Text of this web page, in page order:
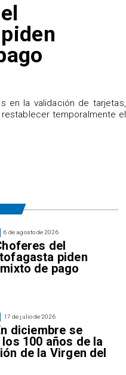
en la validación de tarjetas,
temporalmente el
6 de agosto de 2026
del
piden
de pago
17 de julio de 2026
diciembre se
100 años de la
de la Virgen del